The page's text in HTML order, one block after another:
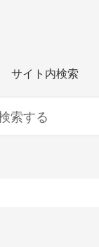
サイト内検索